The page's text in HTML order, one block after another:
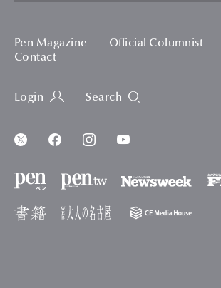
Pen Magazine Official Columnist
Contact
Login Search